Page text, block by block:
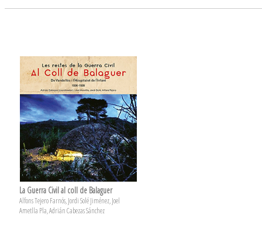
La Guerra Civil al coll de Balaguer
Alfons Tejero Farnós, Jordi Solé Jiménez, Joel
Ametlla Pla, Adrián Cabezas Sánchez